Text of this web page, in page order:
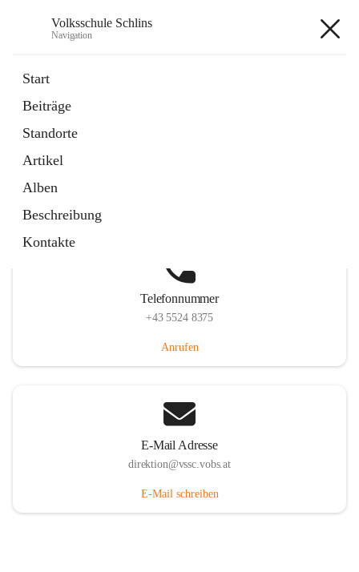
Volksschule Schlins
Navigation
Start
Beiträge
Standorte
Artikel
Alben
Beschreibung
Kontakte
Telefonnummer
+43 5524 8375
Anrufen
E-Mail Adresse
direktion@vssc.vobs.at
E-Mail schreiben